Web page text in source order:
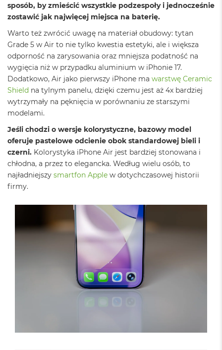
M
a
B
o
o
k
N
e
o
2
5
6
B
M
a
B
k
o
o
sposób, by zmieścić wszystkie podzespoły i jednocześnie
zostawić jak najwięcej miejsca na baterię.
Warto też zwrócić uwagę na materiał obudowy: tytan
Grade 5 w Air to nie tylko kwestia estetyki, ale i większa
odporność na zarysowania oraz mniejsza podatność na
wygięcia niż w przypadku aluminium w iPhonie 17.
Dodatkowo, Air jako pierwszy iPhone ma warstwę Ceramic
Shield na tylnym panelu, dzięki czemu jest aż 4x bardziej
wytrzymały na pęknięcia w porównaniu ze starszymi
modelami.
Jeśli chodzi o wersje kolorystyczne, bazowy model
oferuje pastelowe odcienie obok standardowej bieli i
czerni. Kolorystyka iPhone Air jest bardziej stonowana i
chłodna, a przez to elegancka. Według wielu osób, to
najładniejszy smartfon Apple w dotychczasowej historii
firmy.